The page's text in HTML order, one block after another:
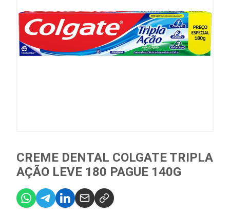
CREME DENTAL COLGATE TRIPLA
AÇÃO LEVE 180 PAGUE 140G